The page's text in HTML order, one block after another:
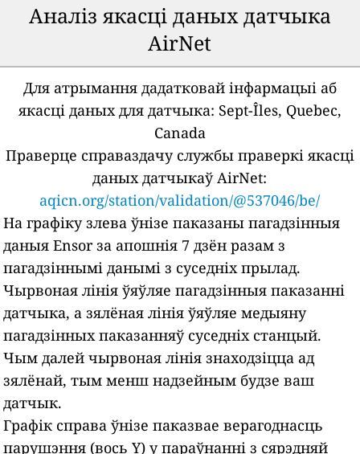
Аналіз якасці даных датчыка
AirNet
Для атрымання дадатковай інфармацыі аб
якасці даных для датчыка: Sept-Îles, Quebec,
Canada
Праверце справаздачу службы праверкі якасці
даных датчыкаў AirNet:
aqicn.org/station/validation/@537046/be/
На графіку злева ўнізе паказаны пагадзінныя
даныя Ensor за апошнія 7 дзён разам з
пагадзіннымі данымі з суседніх прылад.
Чырвоная лінія ўяўляе пагадзінныя паказанні
датчыка, а зялёная лінія ўяўляе медыяну
пагадзінных паказанняў суседніх станцый.
Чым далей чырвоная лінія знаходзіцца ад
зялёнай, тым менш надзейным будзе ваш
датчык.
Графік справа ўнізе паказвае верагоднасць
парушэння (вось Y) у параўнанні з сярэдняй